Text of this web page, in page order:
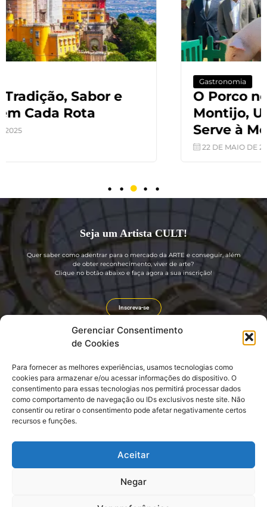
Gerenciar Consentimento
de Cookies
Para fornecer as melhores experiências, usamos tecnologias como
cookies para armazenar e/ou acessar informações do dispositivo. O
consentimento para essas tecnologias nos permitirá processar dados
como comportamento de navegação ou IDs exclusivos neste site. Não
consentir ou retirar o consentimento pode afetar negativamente certos
recursos e funções.
Aceitar
Negar
O Porco no Coração do
Montijo, Uma Tradição que se
Seja um Artista CULT!
Quer saber como adentrar para o mercado da ARTE e conseguir, além
de obter reconhecimento, viver de arte?
Clique no botão abaixo e faça agora a sua inscrição!
Inscreva-se
Guia rápido
Sobre nós
Seja um Artista CULT! (GRÁTIS)
Seja um Embaixador CULT!
Login: EMBAIXADOR CULT
Divulgação
Portal GIRO CULT
Revista GIRO CULT
Agenda Cultural e Turística